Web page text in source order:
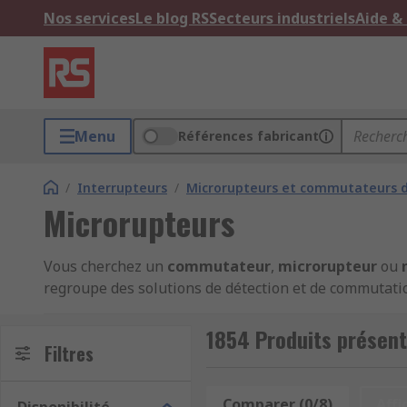
Nos servicesLe blog RSSecteurs industrielsAide
Menu Références fabricant
/ Interrupteurs / Microrupteurs et commutateurs
Microrupteurs
Vous cherchez un commutateur, microrupteur ou
regroupe des solutions de détection et de
livraison rapide en 24-48hpour
Filtres 1854 Produits